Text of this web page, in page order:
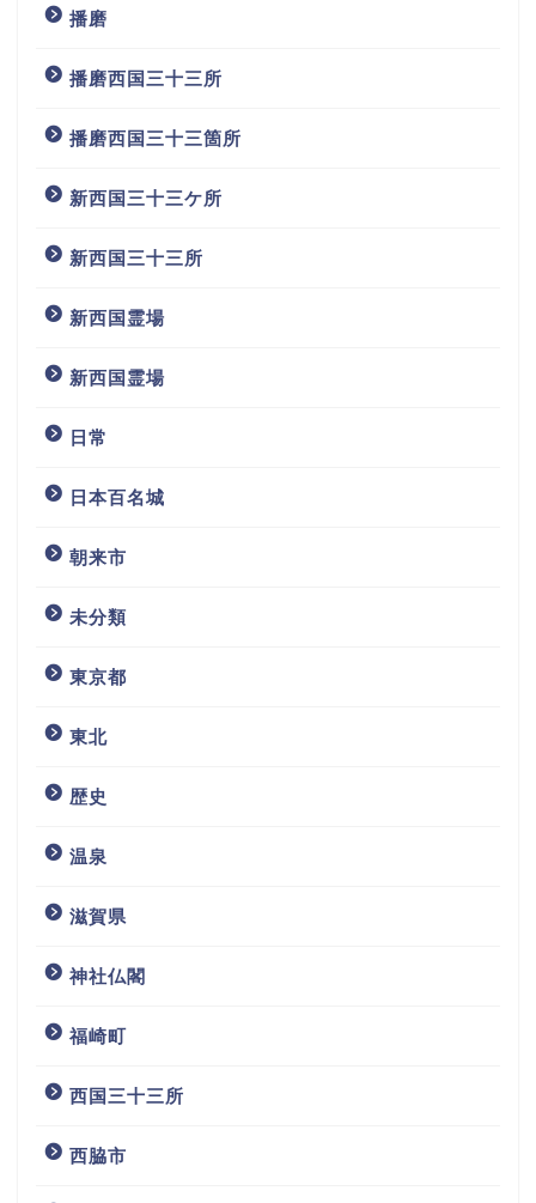
播磨
播磨西国三十三所
播磨西国三十三箇所
新西国三十三ケ所
新西国三十三所
新西国霊場
新西国霊場
日常
日本百名城
朝来市
未分類
東京都
東北
歴史
温泉
滋賀県
神社仏閣
福崎町
西国三十三所
西脇市